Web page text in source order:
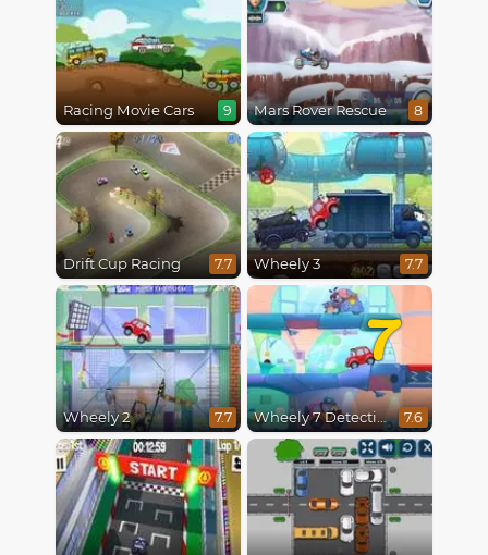
Racing Movie Cars 9 Mars Rover Rescue 8
Drift Cup Racing 7.7 Wheely 3 7.7
Wheely 2 7.7
7
Wheely 7 Detective 7.6